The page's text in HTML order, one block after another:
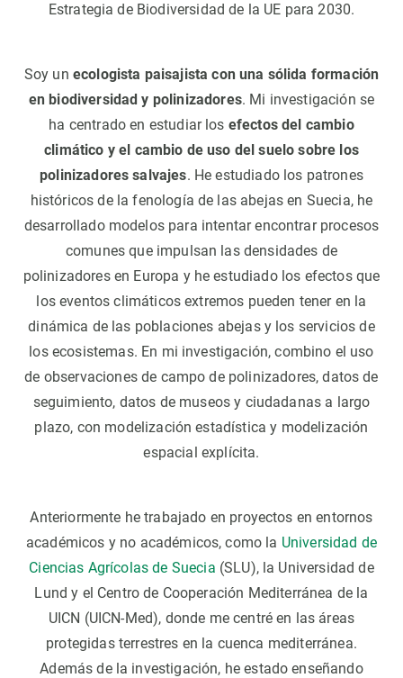
Estrategia de Biodiversidad de la UE para 2030.
Soy un ecologista paisajista con una sólida formación
en biodiversidad y polinizadores. Mi investigación se
ha centrado en estudiar los efectos del cambio
climático y el cambio de uso del suelo sobre los
polinizadores salvajes. He estudiado los patrones
históricos de la fenología de las abejas en Suecia, he
desarrollado modelos para intentar encontrar procesos
comunes que impulsan las densidades de
polinizadores en Europa y he estudiado los efectos que
los eventos climáticos extremos pueden tener en la
dinámica de las poblaciones abejas y los servicios de
los ecosistemas. En mi investigación, combino el uso
de observaciones de campo de polinizadores, datos de
seguimiento, datos de museos y ciudadanas a largo
plazo, con modelización estadística y modelización
espacial explícita.
Anteriormente he trabajado en proyectos en entornos
académicos y no académicos, como la Universidad de
Ciencias Agrícolas de Suecia (SLU), la Universidad de
Lund y el Centro de Cooperación Mediterránea de la
UICN (UICN-Med), donde me centré en las áreas
protegidas terrestres en la cuenca mediterránea.
Además de la investigación, he estado enseñando